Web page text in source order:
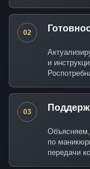
02
и
03
Объясняем,
по
передачи